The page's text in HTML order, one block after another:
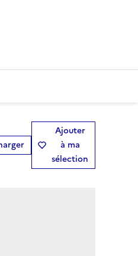
Ajouter
à ma
sélection